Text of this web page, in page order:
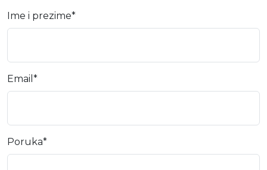
Ime i prezime*
Email *
Poruka*